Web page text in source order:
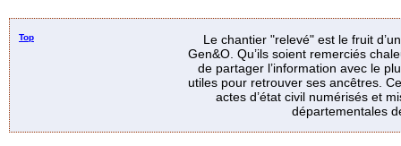
Top
Le chantier "relevé" est le fruit
Gen&O. Qu’ils soient remerciés
de partager l’information avec le
utiles pour retrouver ses ancêtres.
actes d’état civil numérisés et
départementales